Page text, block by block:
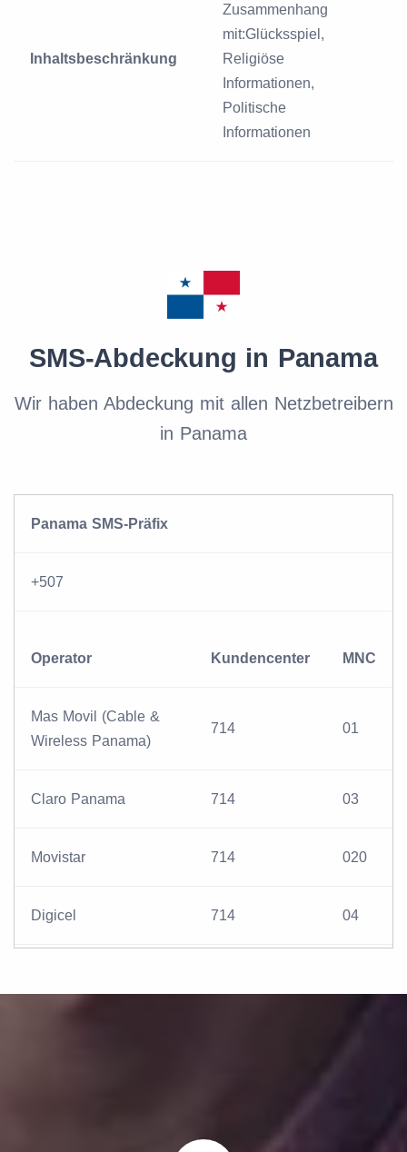
Inhaltsbeschränkung
Zusammenhang
mit:Glücksspiel,
Religiöse
Informationen,
Politische
Informationen
SMS-Abdeckung in Panama
Wir haben Abdeckung mit allen Netzbetreibern
in Panama
Panama SMS-Präfix
+507
Operator Kundencenter MNC
Mas Movil (Cable &
Wireless Panama)
714 01
Claro Panama 714 03
Movistar 714 020
Digicel 714 04